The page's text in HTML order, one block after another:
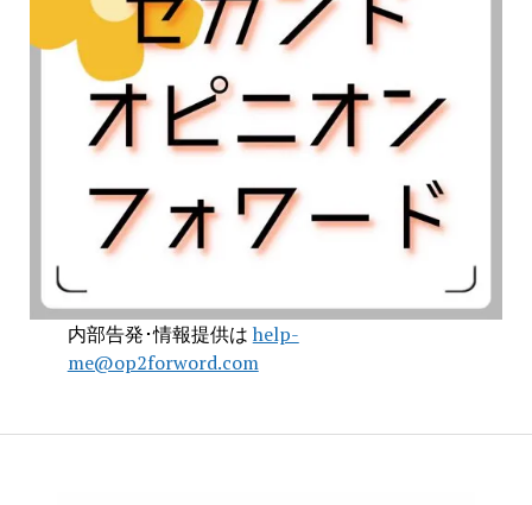
内部告発･情報提供は help-
me@op2forword.com